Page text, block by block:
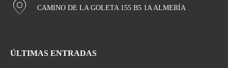
CAMINO DE LA GOLETA 155 B5 1A ALMERÍA
ÚLTIMAS ENTRADAS